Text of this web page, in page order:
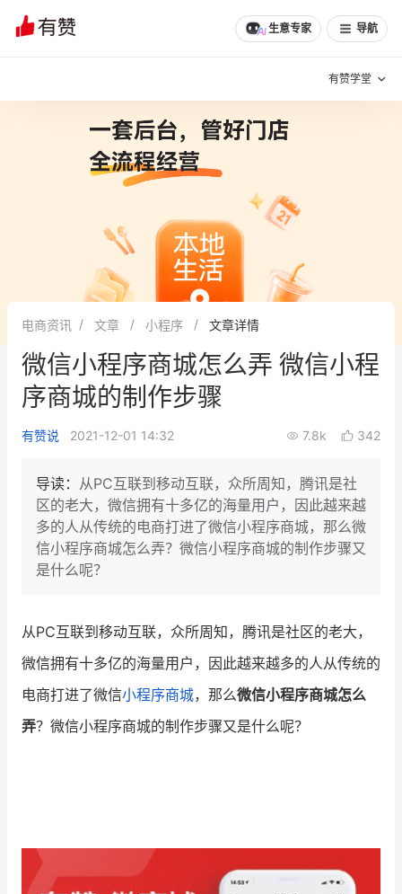
生意专家 导航
有赞学堂
增长方法
有赞专家说
新零售最佳实践
面对面聊增长
新零售大会 新零售茶会
增长产品指南
智库 产品场景库
行业洞察
品牌消费观 行业报告
增长俱乐部
增长俱乐部 有赞商盟
电商资讯 文章 小程序 文章详情
微信小程序商城怎么弄 微信小程
序商城的制作步骤
有赞说 2021-12-01 14:32 7.8k 342
导读： 从PC互联到移动互联，众所周知，腾讯是社
区的老大，微信拥有十多亿的海量用户，因此越来越
多的人从传统的电商打进了微信小程序商城，那么微
信小程序商城怎么弄？微信小程序商城的制作步骤又
是什么呢？
从PC互联到移动互联，众所周知，腾讯是社区的老大，
微信拥有十多亿的海量用户，因此越来越多的人从传统的
电商打进了微信小程序商城，那么微信小程序商城怎么
弄？微信小程序商城的制作步骤又是什么呢？